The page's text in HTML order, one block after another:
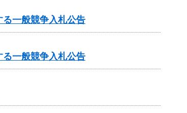
る一般競争入札公告
る一般競争入札公告